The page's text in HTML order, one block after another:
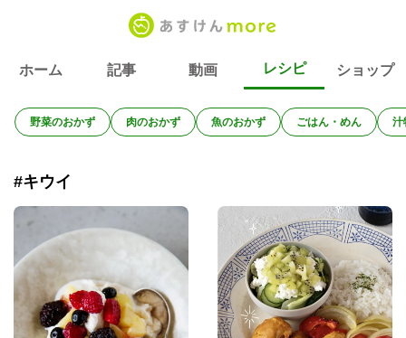
ホーム 記事 動画 レシピ ショップ
野菜のおかず 肉のおかず 魚のおかず ごはん・めん 汁
#キウイ